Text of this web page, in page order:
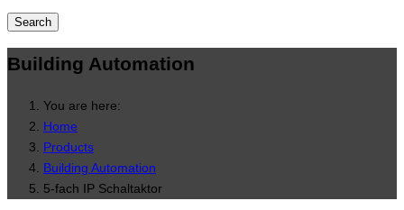
Building Automation
You are here:
Home
Products
Building Automation
5-fach IP Schaltaktor